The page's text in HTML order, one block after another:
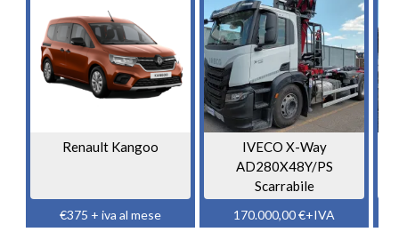
Renault Kangoo
€375 + iva al mese
IVECO X-Way
AD280X48Y/PS
Scarrabile
170.000,00€+IVA